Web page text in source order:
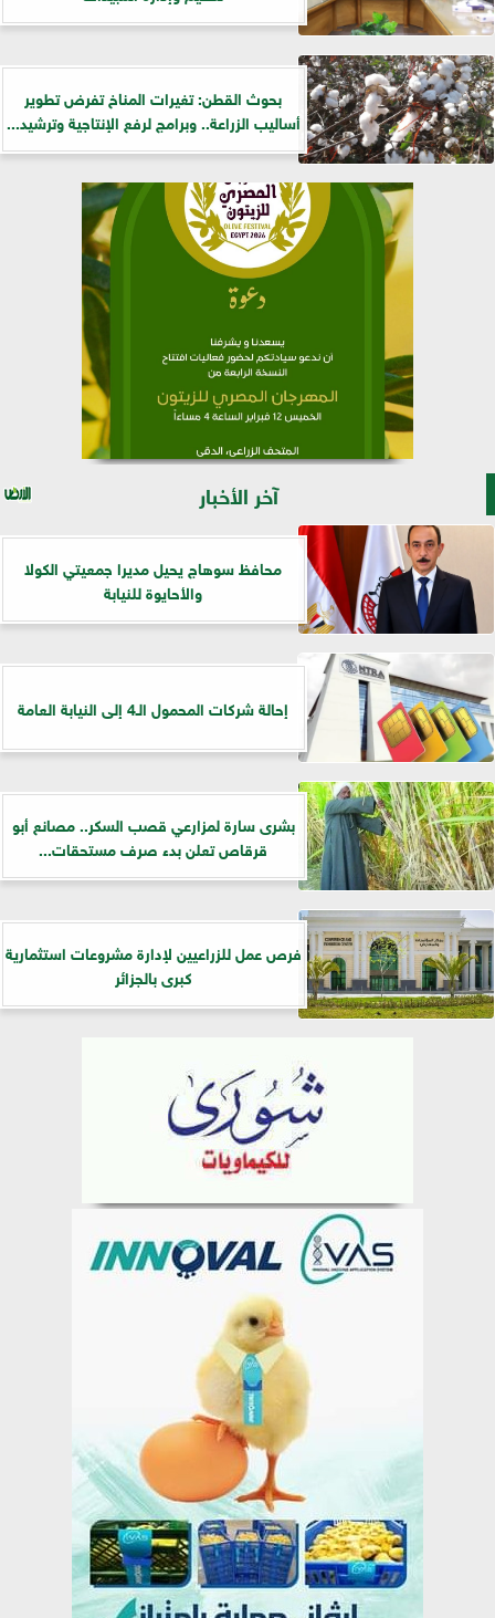
بحوث القطن: تغيرات المناخ تفرض تطوير
أساليب الزراعة.. وبرامج لرفع الإنتاجية وترشيد...
آخر الأخبار
محافظ سوهاج يحيل مديرا جمعيتي الكولا
والأحايوة للنيابة
إحالة شركات المحمول الـ4 إلى النيابة العامة
بشرى سارة لمزارعي قصب السكر.. مصانع أبو
قرقاص تعلن بدء صرف مستحقات...
فرص عمل للزراعيين لإدارة مشروعات استثمارية
كبرى بالجزائر